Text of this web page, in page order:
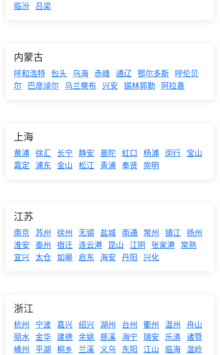
临汾 吕梁
内蒙古
呼和浩特 包头 乌海 赤峰 通辽 鄂尔多斯 呼伦贝
尔
巴彦淖尔 乌兰察布 兴安 锡林郭勒 阿拉善
上海
黄浦 徐汇 长宁 静安 普陀 虹口 杨浦 闵行 宝山
嘉定 浦东 金山 松江 青浦 奉贤 崇明
江苏
南京 苏州 徐州 无锡 盐城 南通 常州 镇江 扬州
淮安 泰州 宿迁 连云港 昆山 江阴 张家港 常熟
宜兴 太仓 如皋 启东 海安 丹阳 兴化
浙江
杭州 宁波 嘉兴 绍兴 湖州 台州 衢州 温州 舟山
丽水 金华 建德 余姚 慈溪 海宁 瑞安 乐清 诸暨
嵊州 平湖 桐乡 兰溪 义乌 东阳 江山 临海 温岭